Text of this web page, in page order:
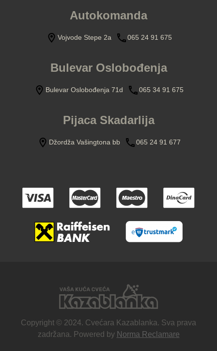
Autokomanda
Vojvode Stepe 2a 065 24 91 675
Bulevar Oslobođenja
Bulevar Oslobođenja 71d 065 34 91 675
Pijaca Skadarlija
Džordža Vašingtona bb 065 24 91 677
Copyright © 2024. Cvećara Kazablanka. Sva prava
zadržana. Powered by Norma Reclamare